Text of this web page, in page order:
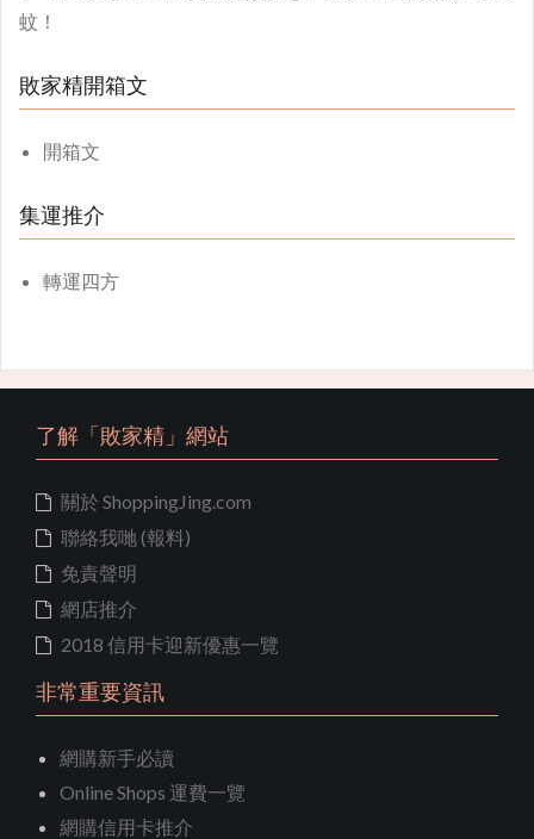
蚊！
敗家精開箱文
開箱文
集運推介
轉運四方
了解「敗家精」網站
關於 ShoppingJing.com
聯絡我哋 (報料)
免責聲明
網店推介
2018 信用卡迎新優惠一覽
非常重要資訊
網購新手必讀
Online Shops 運費一覽
網購信用卡推介